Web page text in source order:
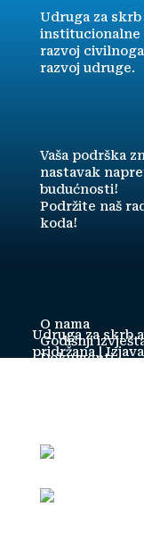
Udruga za
institucionalne
razvoj
razvoj udruge.
Vaša podrška
nastavak
budućnosti!
Podržite naš
koda!
O nama
Godišnji
Dokumenti
Udruga za skrb
pridržana |